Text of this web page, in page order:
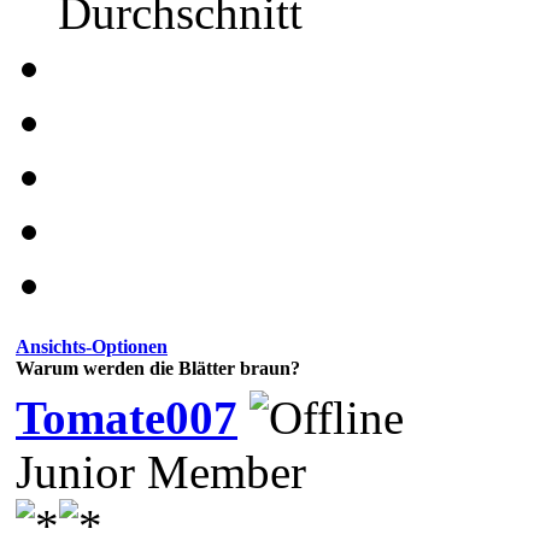
Durchschnitt
Ansichts-Optionen
Warum werden die Blätter braun?
Tomate007
Junior Member